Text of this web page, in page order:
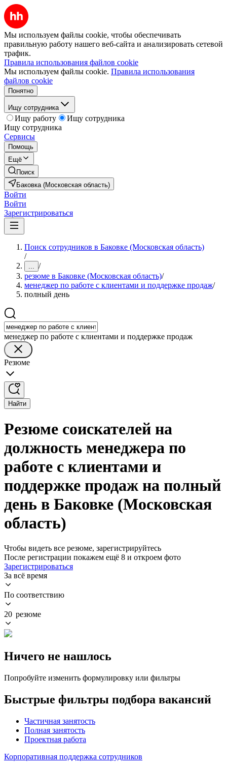
Мы используем файлы cookie, чтобы обеспечивать
правильную работу нашего веб-сайта и анализировать сетевой
трафик.
Правила использования файлов cookie
Мы используем файлы cookie. Правила использования
файлов cookie
Понятно
Ищу сотрудника
Ищу работу
Ищу сотрудника
Ищу сотрудника
Сервисы
Помощь
Ещё
Поиск
Баковка (Московская область)
Войти
Войти
Зарегистрироваться
Поиск сотрудников в Баковке (Московская область)
/
... /
резюме в Баковке (Московская область)/
менеджер по работе с клиентами и поддержке продаж/
полный день
менеджер по работе с клиентами и поддержке продаж
Резюме
Найти
Резюме соискателей на
должность менеджера по
работе с клиентами и
поддержке продаж на полный
день в Баковке (Московская
область)
Чтобы видеть все резюме, зарегистрируйтесь
После регистрации покажем ещё 8 и откроем фото
Зарегистрироваться
За всё время
По соответствию
20 резюме
Ничего не нашлось
Попробуйте изменить формулировку или фильтры
Быстрые фильтры подбора вакансий
Частичная занятость
Полная занятость
Проектная работа
Корпоративная поддержка сотрудников